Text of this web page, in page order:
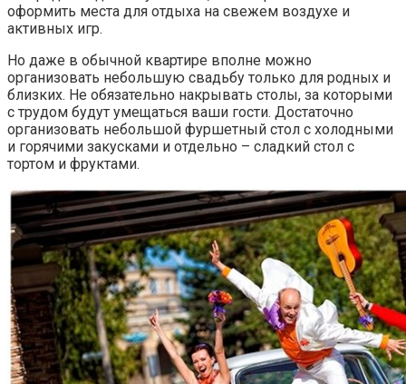
оформить места для отдыха на свежем воздухе и
активных игр.
Но даже в обычной квартире вполне можно
организовать небольшую свадьбу только для родных и
близких. Не обязательно накрывать столы, за которыми
с трудом будут умещаться ваши гости. Достаточно
организовать небольшой фуршетный стол с холодными
и горячими закусками и отдельно – сладкий стол с
тортом и фруктами.